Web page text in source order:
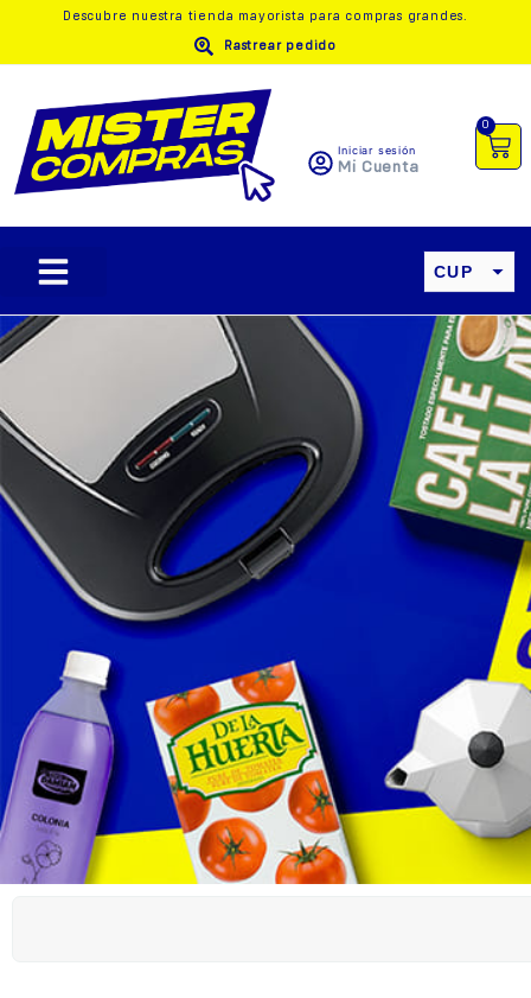
Descubre nuestra tienda mayorista para compras grandes.
Rastrear pedido
Iniciar sesión
Mi Cuenta
0
CUP
USD